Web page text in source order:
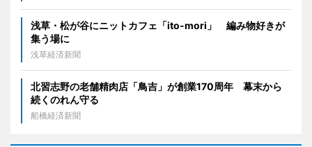
浅草・松が谷にニットカフェ「ito-mori」 編み物好きが
集う場に
浅草経済新聞
北習志野の老舗精肉店「鳥吉」が創業170周年 幕末から
続くのれん守る
船橋経済新聞